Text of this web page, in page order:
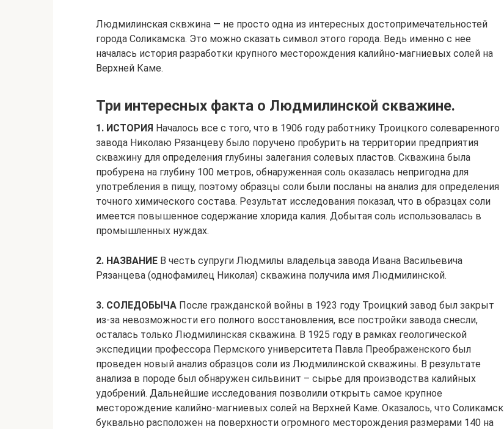
Людмилинская сквжина — не просто одна из интересных достопримечательностей
города Соликамска. Это можно сказать символ этого города. Ведь именно с нее
началась история разработки крупного месторождения калийно-магниевых солей на
Верхней Каме.
Три интересных факта о Людмилинской скважине.
1. ИСТОРИЯ Началось все с того, что в 1906 году работнику Троицкого солеваренного
завода Николаю Рязанцеву было поручено пробурить на территории предприятия
скважину для определения глубины залегания солевых пластов. Скважина была
пробурена на глубину 100 метров, обнаруженная соль оказалась непригодна для
употребления в пищу, поэтому образцы соли были посланы на анализ для определения
точного химического состава. Результат исследования показал, что в образцах соли
имеется повышенное содержание хлорида калия. Добытая соль использовалась в
промышленных нуждах.
2. НАЗВАНИЕ В честь супруги Людмилы владельца завода Ивана Васильевича
Рязанцева (однофамилец Николая) скважина получила имя Людмилинской.
3. СОЛЕДОБЫЧА После гражданской войны в 1923 году Троицкий завод был закрыт
из-за невозможности его полного восстановления, все постройки завода снесли,
осталась только Людмилинская скважина. В 1925 году в рамках геологической
экспедиции профессора Пермского университета Павла Преображенского был
проведен новый анализ образцов соли из Людмилинской скважины. В результате
анализа в породе был обнаружен сильвинит – сырье для производства калийных
удобрений. Дальнейшие исследования позволили открыть самое крупное
месторождение калийно-магниевых солей на Верхней Каме. Оказалось, что Соликамск
буквально расположен на поверхности огромного месторождения размерами 140 на